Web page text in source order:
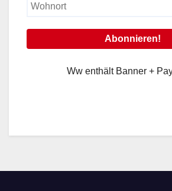
Ww enthält Banner +